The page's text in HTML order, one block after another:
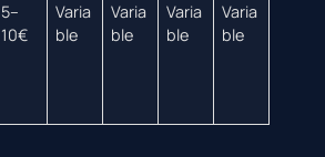
5–
10€
Varia
ble
Varia
ble
Varia
ble
Varia
ble